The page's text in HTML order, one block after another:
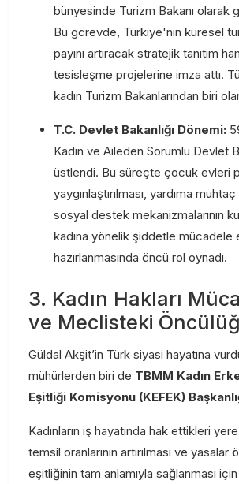
bünyesinde Turizm Bakanı olarak
Bu görevde, Türkiye'nin küresel
payını artıracak stratejik tanıtım
tesisleşme projelerine imza attı.
kadın Turizm Bakanlarından biri
T.C. Devlet Bakanlığı Dönemi:
Kadın ve Aileden Sorumlu Devlet
üstlendi. Bu süreçte çocuk evleri
yaygınlaştırılması, yardıma
sosyal destek mekanizmalarının
kadına yönelik şiddetle mücadele
hazırlanmasında öncü rol oynadı.
3. Kadın Hakları
ve Meclisteki
Güldal Akşit’in Türk siyasi hayatına
mühürlerden biri de TBMM Kadın
Eşitliği Komisyonu (KEFEK)
Kadınların iş hayatında hak ettikleri
temsil oranlarının artırılması ve yasalar
eşitliğinin tam anlamıyla sağlanması